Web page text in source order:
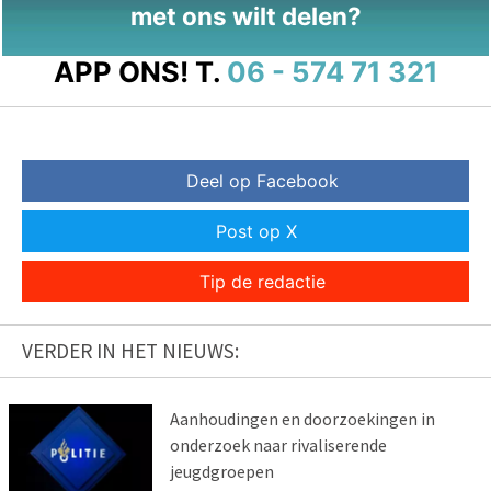
met ons wilt delen?
APP ONS! T. 06 - 574 71 321
Deel op Facebook
Post op X
Tip de redactie
VERDER IN HET NIEUWS:
Aanhoudingen en doorzoekingen in
onderzoek naar rivaliserende
jeugdgroepen